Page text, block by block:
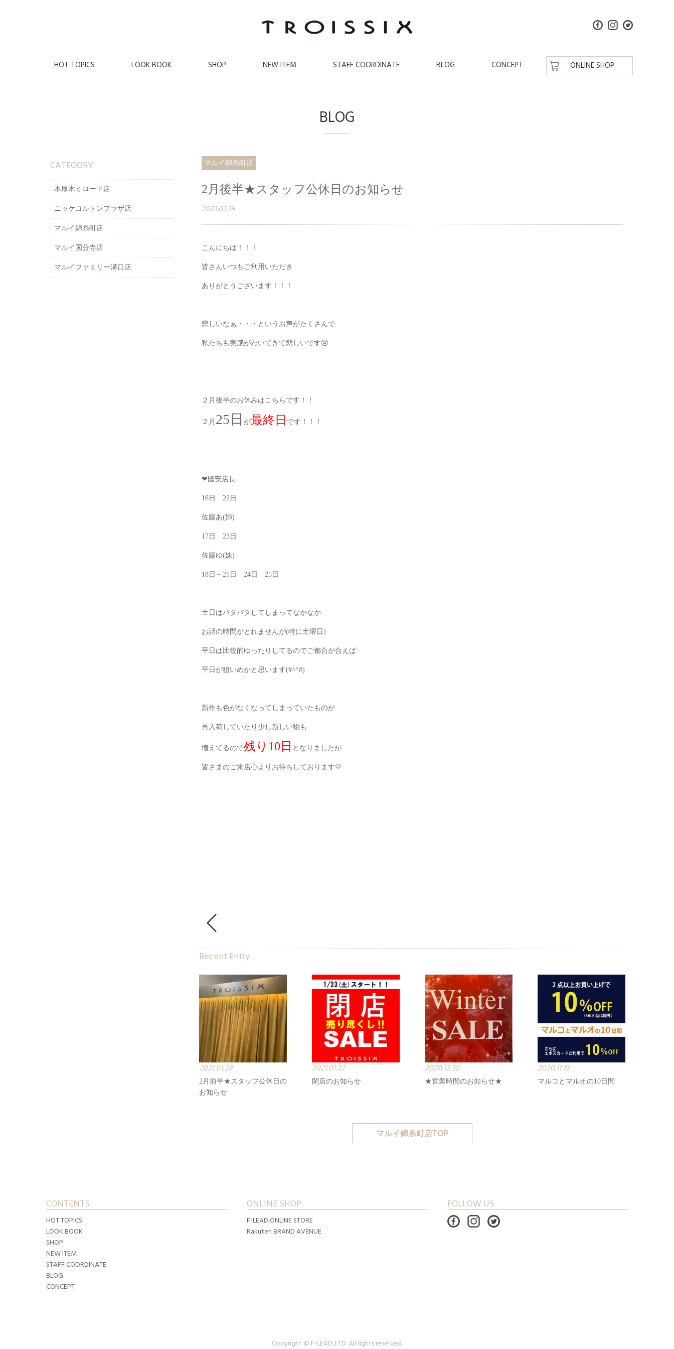
HOT TOPICS LOOK BOOK SHOP NEW ITEM STAFF COORDINATE BLOG CONCEPT ONLINE SHOP
BLOG
CATEGORY
本厚木ミロード店
ニッケコルトンプラザ店
マルイ錦糸町店
マルイ国分寺店
マルイファミリー溝口店
マルイ錦糸町店
2月後半★スタッフ公休日のお知らせ
2021.02.15
こんにちは！！！
皆さんいつもご利用いただき
ありがとうございます！！！
悲しいなぁ・・・というお声がたくさんで
私たちも実感がわいてきて悲しいです😢
２月後半のお休みはこちらです！！
２月 25日 が最終日 です！！！
❤國安店長
16日 22日
佐藤あ(姉)
17日 23日
佐藤ゆ(妹)
18日～21日 24日 25日
土日はバタバタしてしまってなかなか
お話の時間がとれませんが(特に土曜日)
平日は比較的ゆったりしてるのでご都合が合えば
平日が狙いめかと思います(#^^#)
新作も色がなくなってしまっていたものが
再入荷していたり少し新しい物も
増えてるので残り10日 となりましたが
皆さまのご来店心よりお待ちしております💛
Recent Entry
2021.01.28
2月前半★スタッフ公休日の
お知らせ
2021.01.22
閉店のお知らせ
2020.12.30
★営業時間のお知らせ★
2020.11.19
マルコとマルオの10日間
マルイ錦糸町店TOP
CONTENTS
HOT TOPICS
LOOK BOOK
SHOP
NEW ITEM
STAFF COORDINATE
BLOG
CONCEPT
ONLINE SHOP
F-LEAD ONLINE STORE
Rakuten BRAND AVENUE
FOLLOW US
Copyright © F-LEAD.,LTD. All rights reserved.